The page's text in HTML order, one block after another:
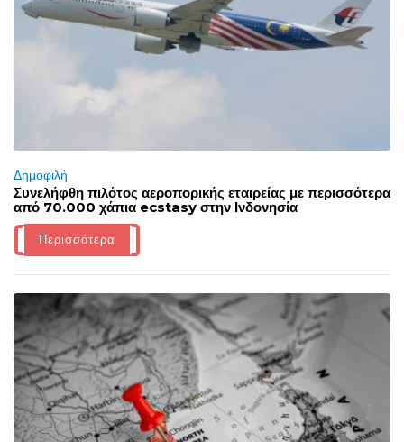
Δημοφιλή
Συνελήφθη πιλότος αεροπορικής εταιρείας με περισσότερα
από 70.000 χάπια ecstasy στην Ινδονησία
Περισσότερα